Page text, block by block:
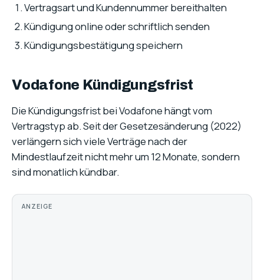
Vertragsart und Kundennummer bereithalten
Kündigung online oder schriftlich senden
Kündigungsbestätigung speichern
Vodafone Kündigungsfrist
Die Kündigungsfrist bei Vodafone hängt vom
Vertragstyp ab. Seit der Gesetzesänderung (2022)
verlängern sich viele Verträge nach der
Mindestlaufzeit nicht mehr um 12 Monate, sondern
sind monatlich kündbar.
ANZEIGE